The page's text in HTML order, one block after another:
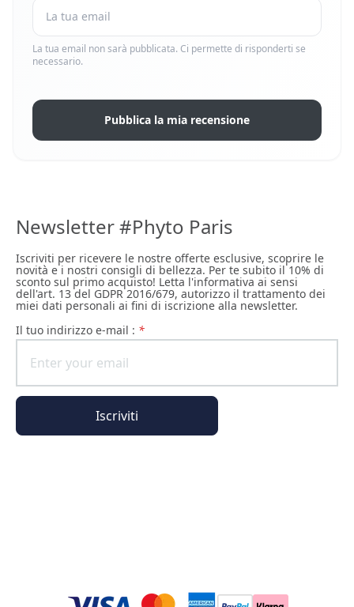
La tua email non sarà pubblicata. Ci permette di risponderti se
necessario.
Pubblica la mia recensione
Newsletter #Phyto Paris
Iscriviti per ricevere le nostre offerte esclusive, scoprire le
novità e i nostri consigli di bellezza. Per te subito il 10% di
sconto sul primo acquisto! Letta l'informativa ai sensi
dell'art. 13 del GDPR 2016/679, autorizzo il trattamento dei
miei dati personali ai fini di iscrizione alla newsletter.
il tuo indirizzo e-mail : *
Iscriviti